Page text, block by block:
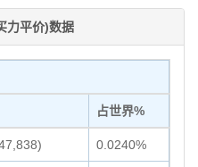
力平价)数据
占世界%
0.0240%